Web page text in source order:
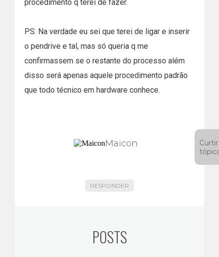
procedimento q terei de fazer.
PS: Na verdade eu sei que terei de ligar e inserir
o pendrive e tal, mas só queria q me
confirmassem se o restante do processo além
disso será apenas aquele procedimento padrão
que todo técnico em hardware conhece.
Maicon
Curtir
RESPONDER
POSTS